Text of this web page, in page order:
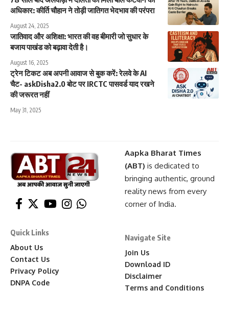
अधिकार: कीर्ति चौहान ने तोड़ी जातिगत भेदभाव की परंपरा
August 24, 2025
जातिवाद और अशिक्षा: भारत की वह बीमारी जो सुधार के
बजाय पाखंड को बढ़ावा देती है।
August 16, 2025
ट्रेन टिकट अब अपनी आवाज से बुक करें: रेलवे के AI
चैट- askDisha2.0 बोट पर IRCTC पासवर्ड याद रखने
की जरूरत नहीं
May 31, 2025
Aapka Bharat Times
(ABT) is dedicated to
bringing authentic, ground
reality news from every
corner of India.
Quick Links
About Us
Contact Us
Privacy Policy
DNPA Code
Navigate Site
Join Us
Download ID
Disclaimer
Terms and Conditions